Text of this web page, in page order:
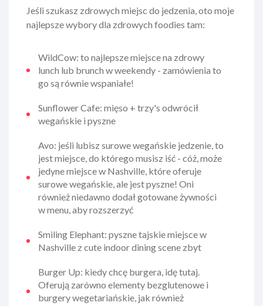
Jeśli szukasz zdrowych miejsc do jedzenia, oto moje
najlepsze wybory dla zdrowych foodies tam:
WildCow: to najlepsze miejsce na zdrowy
lunch lub brunch w weekendy - zamówienia to
go są równie wspaniałe!
Sunflower Cafe: mięso + trzy's odwrócił
wegańskie i pyszne
Avo: jeśli lubisz surowe wegańskie jedzenie, to
jest miejsce, do którego musisz iść - cóż, może
jedyne miejsce w Nashville, które oferuje
surowe wegańskie, ale jest pyszne! Oni
również niedawno dodał gotowane żywności
w menu, aby rozszerzyć
Smiling Elephant: pyszne tajskie miejsce w
Nashville z cute indoor dining scene zbyt
Burger Up: kiedy chcę burgera, idę tutaj.
Oferują zarówno elementy bezglutenowe i
burgery wegetariańskie, jak również